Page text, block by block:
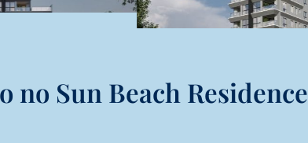
no Sun Beach Residence